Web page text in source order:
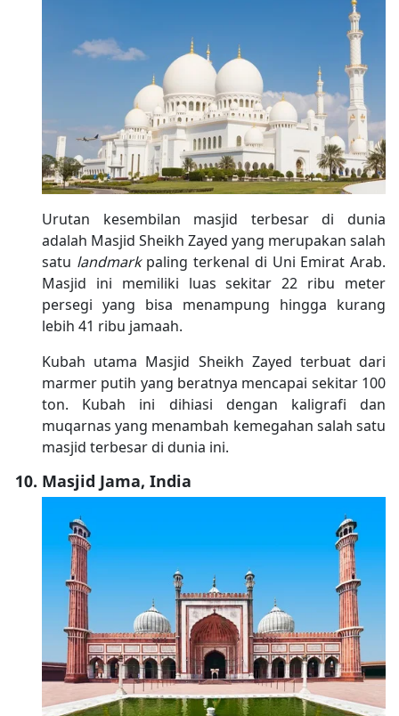
Urutan kesembilan masjid terbesar di dunia
adalah Masjid Sheikh Zayed yang merupakan salah
satu landmarkpaling terkenal di Uni Emirat Arab.
Masjid ini memiliki luas sekitar 22 ribu meter
persegi yang bisa menampung hingga kurang
lebih 41 ribu jamaah.
Kubah utama Masjid Sheikh Zayed terbuat dari
marmer putih yang beratnya mencapai sekitar 100
ton. Kubah ini dihiasi dengan kaligrafi dan
muqarnas yang menambah kemegahan salah satu
masjid terbesar di dunia ini.
Masjid Jama, India